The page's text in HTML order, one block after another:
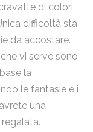
di colori
difficoltà sta
da accostare.
vi serve sono
la
le fantasie e i
una